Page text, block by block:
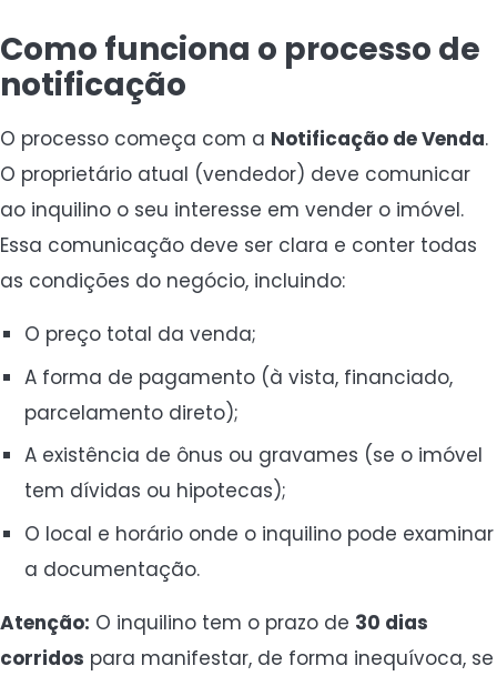
Como funciona o processo de
notificação
O processo começa com a Notificação de Venda.
O proprietário atual (vendedor) deve comunicar
ao inquilino o seu interesse em vender o imóvel.
Essa comunicação deve ser clara e conter todas
as condições do negócio, incluindo:
O preço total da venda;
A forma de pagamento (à vista, financiado,
parcelamento direto);
A existência de ônus ou gravames (se o imóvel
tem dívidas ou hipotecas);
O local e horário onde o inquilino pode examinar
a documentação.
Atenção: O inquilino tem o prazo de 30 dias
corridos para manifestar, de forma inequívoca, se